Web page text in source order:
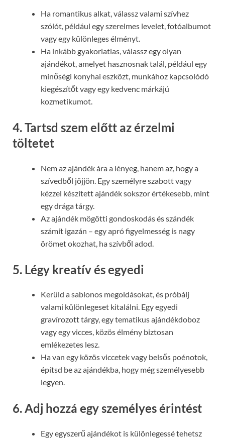
Ha romantikus alkat, válassz valami szívhez
szólót, például egy szerelmes levelet, fotóalbumot
vagy egy különleges élményt.
Ha inkább gyakorlatias, válassz egy olyan
ajándékot, amelyet hasznosnak talál, például egy
minőségi konyhai eszközt, munkához kapcsolódó
kiegészítőt vagy egy kedvenc márkájú
kozmetikumot.
4. Tartsd szem előtt az érzelmi
töltetet
Nem az ajándék ára a lényeg, hanem az, hogy a
szívedből jöjjön. Egy személyre szabott vagy
kézzel készített ajándék sokszor értékesebb, mint
egy drága tárgy.
Az ajándék mögötti gondoskodás és szándék
számít igazán – egy apró figyelmesség is nagy
örömet okozhat, ha szívből adod.
5. Légy kreatív és egyedi
Kerüld a sablonos megoldásokat, és próbálj
valami különlegeset kitalálni. Egy egyedi
gravírozott tárgy, egy tematikus ajándékdoboz
vagy egy vicces, közös élmény biztosan
emlékezetes lesz.
Ha van egy közös viccetek vagy belsős poénotok,
építsd be az ajándékba, hogy még személyesebb
legyen.
6. Adj hozzá egy személyes érintést
Egy egyszerű ajándékot is különlegessé tehetsz